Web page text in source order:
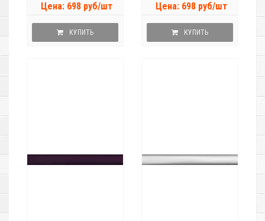
Цена: 698 руб/шт
КУПИТЬ
Цена: 698 руб/шт
КУПИТЬ